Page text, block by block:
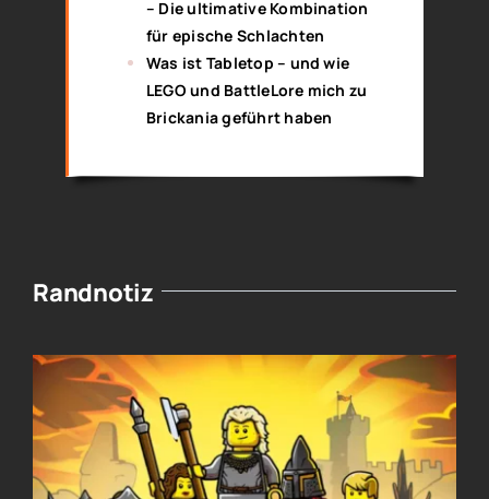
– Die ultimative Kombination
für epische Schlachten
Was ist Tabletop – und wie
LEGO und BattleLore mich zu
Brickania geführt haben
Randnotiz